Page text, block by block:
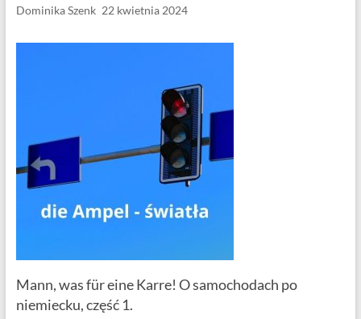
Dominika Szenk 22 kwietnia 2024
Mann, was für eine Karre! O samochodach po
niemiecku, część 1.